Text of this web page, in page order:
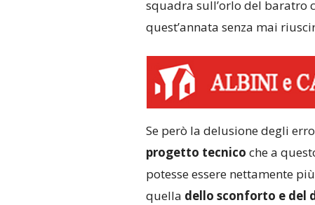
squadra sull’orlo del baratro
quest’annata senza mai
Se però la delusione degli
progetto tecnico che a
potesse essere nettamente
quella dello sconforto e del